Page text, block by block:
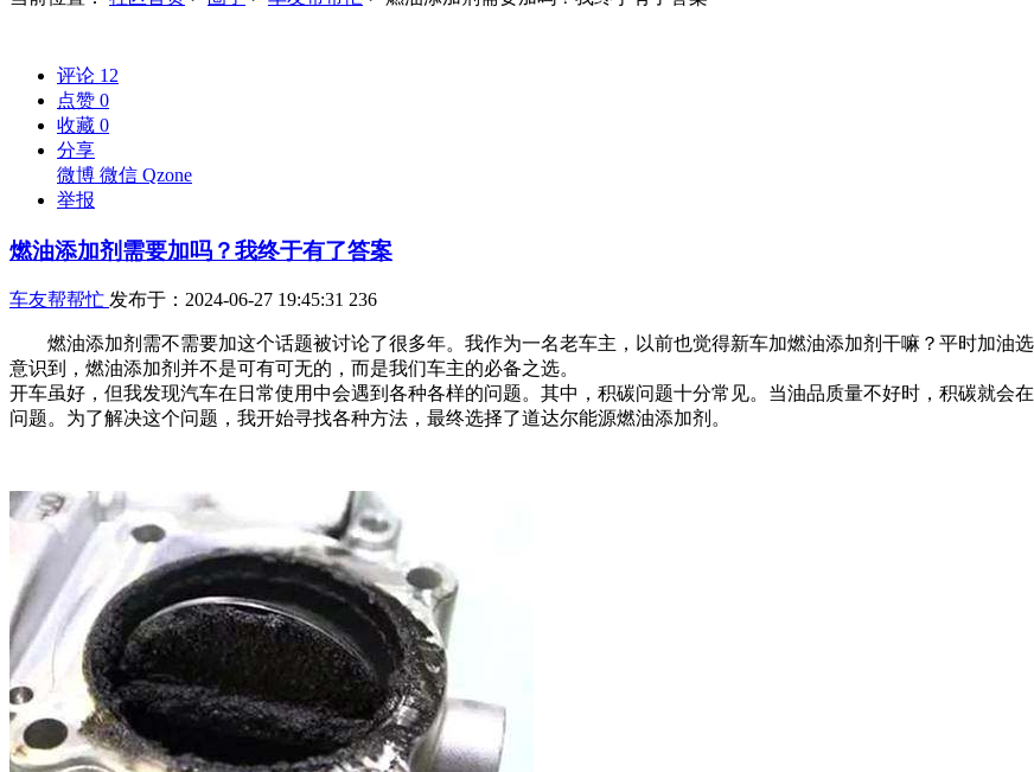
评论 12
点赞 0
收藏 0
分享
微博 微信 Qzone
举报
燃油添加剂需要加吗？我终于有了答案
车友帮帮忙 发布于：2024-06-27 19:45:31 236
燃油添加剂需不需要加这个话题被讨论了很多年。我作为一名老车主，以前也觉得新车加燃油添加剂干嘛？平时加油
意识到，燃油添加剂并不是可有可无的，而是我们车主的必备之选。
开车虽好，但我发现汽车在日常使用中会遇到各种各样的问题。其中，积碳问题十分常见。当油品质量不好时，积碳就会
问题。为了解决这个问题，我开始寻找各种方法，最终选择了道达尔能源燃油添加剂。